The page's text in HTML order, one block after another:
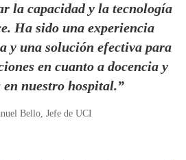
la capacidad y la tecnología
Ha sido una experiencia
y una solución efectiva para
en cuanto a docencia y
nuestro hospital.”
Bello, Jefe de UCI